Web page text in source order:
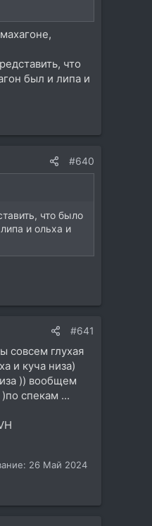
что
был и липа и
#640
что было
и ольха и
#641
совсем глухая
и куча низа)
)) вообщем
спекам ...
26 Май 2024